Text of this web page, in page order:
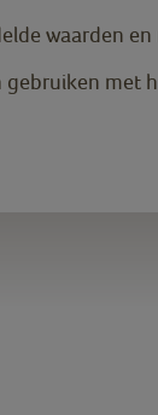
waarden
met